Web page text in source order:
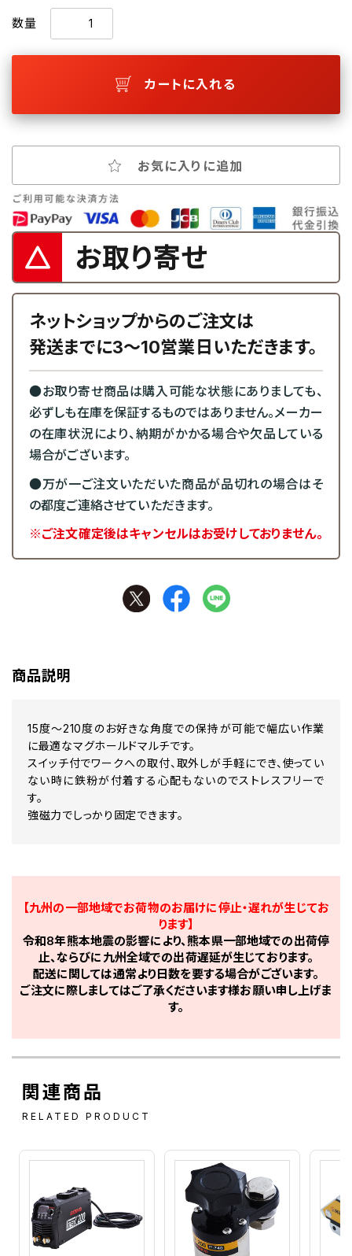
数量
カートに入れる
お気に入りに追加
お取り寄せ
ネットショップからのご注文は
発送までに3～10営業日いただきます。
●お取り寄せ商品は購入可能な状態にありましても、
必ずしも在庫を保証するものではありません。メーカー
の在庫状況により、納期がかかる場合や欠品している
場合がございます。
●万が一ご注文いただいた商品が品切れの場合はそ
の都度ご連絡させていただきます。
※ご注文確定後はキャンセルはお受けしておりません。
商品説明
15度～210度のお好きな角度での保持が可能で幅広い作業
に最適なマグホールドマルチです。
スイッチ付でワークへの取付、取外しが手軽にでき、使ってい
ない時に鉄粉が付着する心配もないのでストレスフリーで
す。
強磁力でしっかり固定できます。
【九州の一部地域でお荷物のお届けに停止・遅れが生じてお
ります】
令和8年熊本地震の影響により、熊本県一部地域での出荷停
止、ならびに九州全域での出荷遅延が生じております。
配送に関しては通常より日数を要する場合がございます。
ご注文に際しましてはご了承くださいます様お願い申し上げま
す。
関連商品
RELATED PRODUCT